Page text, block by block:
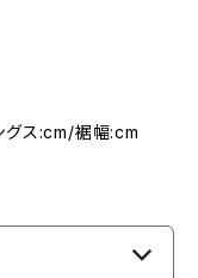
グス:cm/裾幅:cm